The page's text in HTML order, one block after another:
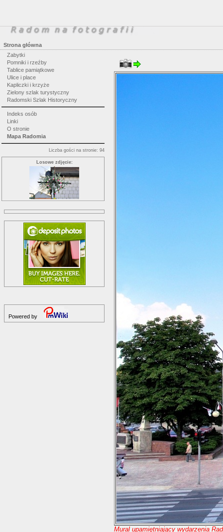
Strona główna
Zabytki
Pomniki i rzeźby
Tablice pamiątkowe
Ulice i place
Kapliczki i krzyże
Zielony szlak turystyczny
Radomski Szlak Historyczny
Indeks osób
Linki
O stronie
Mapa Radomia
Liczba gości na stronie: 94
Losowe zdjęcie:
Powered by
Mural upamiętniający wydarzenia